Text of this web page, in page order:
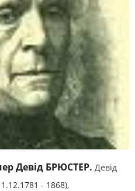
Девід БРЮСТЕР. Девід
- 1868),